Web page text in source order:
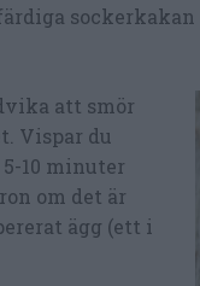
att smör
Vispar du
10 minuter
om det är
ägg (ett i